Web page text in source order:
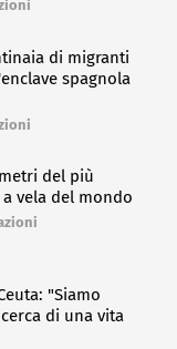
Inoltre,
quello che
anni fa, ovvero
di mostrare
l'intelligenza e
fare sconti
di migranti
spagnola
del più
vela del mondo
"Siamo
di una vita